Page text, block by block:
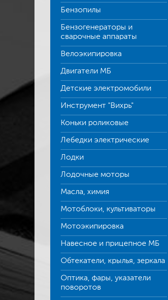
Бензопилы
Бензогенераторы и
сварочные аппараты
Велоэкипировка
Двигатели МБ
Детские электромобили
Инструмент "Вихрь"
Коньки роликовые
Лебедки электрические
Лодки
Лодочные моторы
Масла, химия
Мотоблоки, культиваторы
Мотоэкипировка
Навесное и прицепное МБ
Обтекатели, крылья, зеркала
Оптика, фары, указатели
поворотов